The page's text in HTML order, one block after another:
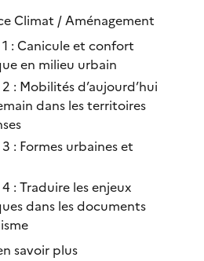
Climat / Aménagement
1 : Canicule et confort
en milieu urbain
: Mobilités d’aujourd’hui
dans les territoires
: Formes urbaines et
: Traduire les enjeux
dans les documents
savoir plus